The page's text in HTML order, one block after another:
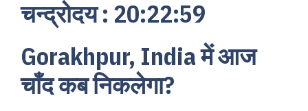
चन्द्रोदय : 20:22:59
Gorakhpur, India में आज
चाँद कब निकलेगा?